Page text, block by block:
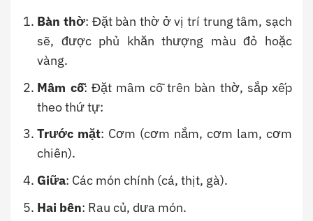
Bàn thờ: Đặt bàn thờ ở vị trí trung tâm, sạch
sẽ, được phủ khăn thượng màu đỏ hoặc
vàng.
Mâm cỗ: Đặt mâm cỗ trên bàn thờ, sắp xếp
theo thứ tự:
Trước mặt: Cơm (cơm nắm, cơm lam, cơm
chiên).
Giữa: Các món chính (cá, thịt, gà).
Hai bên: Rau củ, dưa món.